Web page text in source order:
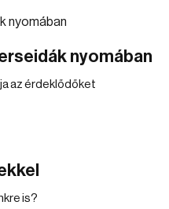
nyomában
az érdeklődőket
is?